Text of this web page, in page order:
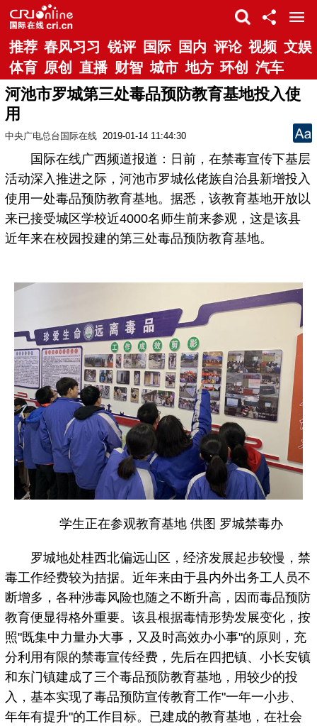
推荐 春风习习 锐评 国际 国内 评论 视频 文娱
体育 原创 直播 财智 城市 地方 环创 汽车
河池市罗城第三处毒品预防教育基地投入使
用
中央广电总台国际在线 2019-01-14 11:44:30
国际在线广西频道报道：日前，在禁毒宣传下基层
活动深入推进之际，河池市罗城仫佬族自治县新增投入
使用一处毒品预防教育基地。据悉，该教育基地开放以
来已接受城区学校近4000名师生前来参观，这是该县
近年来在校园投建的第三处毒品预防教育基地。
学生正在参观教育基地 供图 罗城禁毒办
罗城地处桂西北偏远山区，经济发展起步较慢，禁
毒工作经费较为拮据。近年来由于县内外出务工人员不
断增多，各种涉毒风险也随之不断升高，因而毒品预防
教育便显得格外重要。该县根据毒情形势发展变化，按
照"既集中力量办大事，又及时高效办小事"的原则，充
分利用有限的禁毒宣传经费，先后在四把镇、小长安镇
和东门镇建成了三个毒品预防教育基地，用较少的投
入，基本实现了毒品预防宣传教育工作"一年一小步、
年年有提升"的工作目标。已建成的教育基地，在社会